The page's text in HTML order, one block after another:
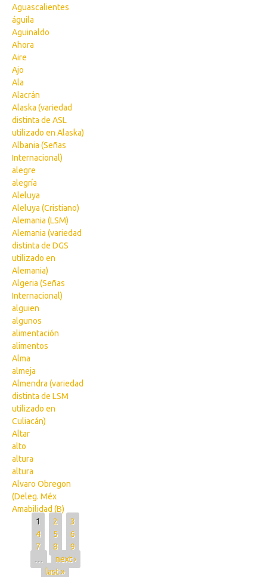
Aguascalientes
águila
Aguinaldo
Ahora
Aire
Ajo
Ala
Alacrán
Alaska (variedad
distinta de ASL
utilizado en Alaska)
Albania (Señas
Internacional)
alegre
alegría
Aleluya
Aleluya (Cristiano)
Alemania (LSM)
Alemania (variedad
distinta de DGS
utilizado en
Alemania)
Algeria (Señas
Internacional)
alguien
algunos
alimentación
alimentos
Alma
almeja
Almendra (variedad
distinta de LSM
utilizado en
Culiacán)
Altar
alto
altura
altura
Alvaro Obregon
(Deleg. Méx
Amabilidad (B)
Pages
1 2
3
4
5
6
7
8
9
…
next ›
last »